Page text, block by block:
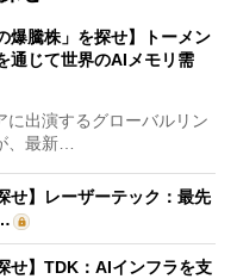
爆騰株」を探せ】トーメン
通じて世界のAIメモリ需
出演するグローバルリン
、最新…
せ】レーザーテック：最先
せ】TDK：AIインフラを支